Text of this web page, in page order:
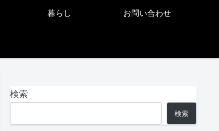
暮らし お問い合わせ
検索
検索